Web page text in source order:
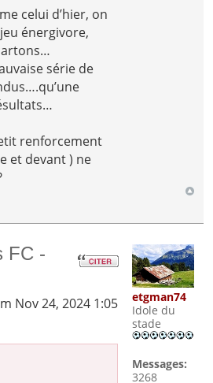
celui d’hier, on
énergivore,
série de
renforcement
et devant ) ne
FC -
Nov 24, 2024 1:05
etgman74
Idole du
stade
Messages:
3268